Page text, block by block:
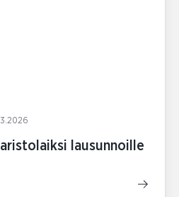
lausunnoille